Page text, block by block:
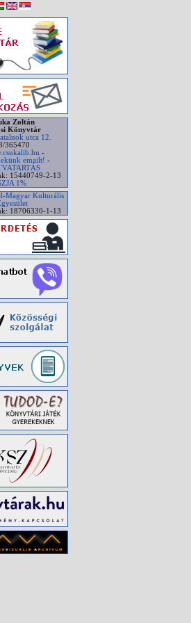
Zoltán
Könyvtár
utca 12.
365470
-
emailt! -
15440749-2-13
1%
Magyar Kulturális
18706330-1-13